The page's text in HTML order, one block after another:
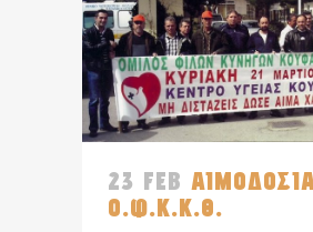
23 FEB
Ο.Φ.Κ.Κ.Θ.